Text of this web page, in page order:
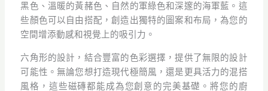
黑色、溫暖的黃赭色、自然的軍綠色和深邃的海軍藍。這
些顏色可以自由搭配，創造出獨特的圖案和布局，為您的
空間增添動感和視覺上的吸引力。
六角形的設計，結合豐富的色彩選擇，提供了無限的設計
可能性。無論您想打造現代極簡風，還是更具活力的混搭
風格，這些磁磚都能成為您創意的完美基礎。將您的廚